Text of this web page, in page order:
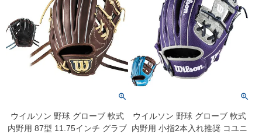
ウイルソン 野球 グローブ 軟式
内野用 87型 11.75インチ グラブ
ウイルソン 野球 グローブ 軟式
内野用 小指2本入れ推奨 コユニ